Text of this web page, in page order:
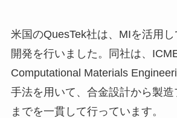
米国のQuesTek社は、MIを活用
開発を行いました。同社は、
Computational Materials
手法を用いて、合金設計から製
までを一貫して行っています。